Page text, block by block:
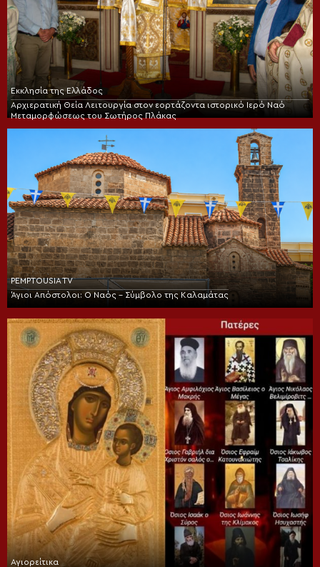
Εκκλησία της Ελλάδος
Αρχιερατική Θεία Λειτουργία στον εορτάζοντα ιστορικό Ιερό Ναό
Μεταμορφώσεως του Σωτήρος Πλάκας
PEMPTOUSIA TV
Άγιοι Απόστολοι: Ο Ναός – Σύμβολο της Καλαμάτας
Αγιορείτικα